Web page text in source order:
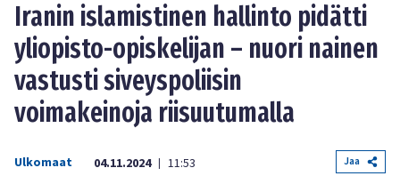
Iranin islamistinen hallinto pidätti
yliopisto-opiskelijan – nuori nainen
vastusti siveyspoliisin
voimakeinoja riisuutumalla
Ulkomaat 04.11.2024 | 11:53 Jaa